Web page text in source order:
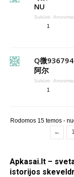
NU
Sukūrė:
1
Q微
阿尔
Sukūrė:
1
Rodomos 15 temos -
←
1
Apkasai.lt –
istorijos